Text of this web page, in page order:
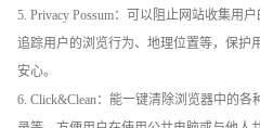
5. Privacy Possum：可以阻止网站收集用
追踪用户的浏览行为、地理位置等，保护
安心。
6. Click&Clean：能一键清除浏览器中的